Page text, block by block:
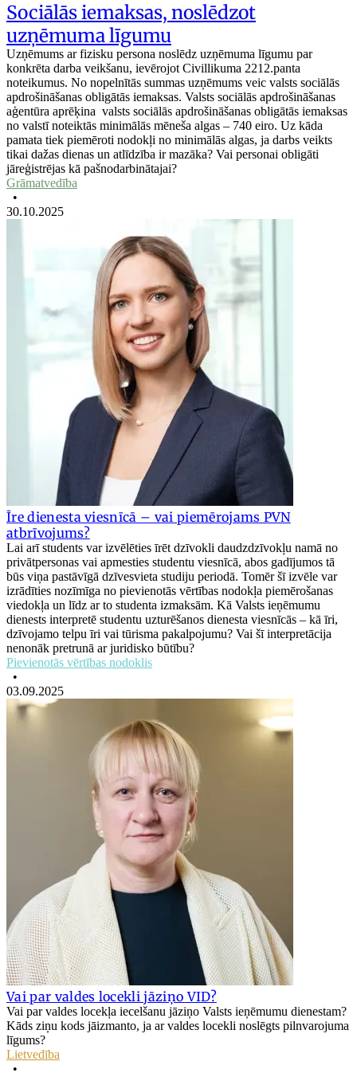
Sociālās iemaksas, noslēdzot
uzņēmuma līgumu
Uzņēmums ar fizisku persona noslēdz uzņēmuma līgumu par
konkrēta darba veikšanu, ievērojot Civillikuma 2212.panta
noteikumus. No nopelnītās summas uzņēmums veic valsts sociālās
apdrošināšanas obligātās iemaksas. Valsts sociālās apdrošināšanas
aģentūra aprēķina valsts sociālās apdrošināšanas obligātās iemaksas
no valstī noteiktās minimālās mēneša algas – 740 eiro. Uz kāda
pamata tiek piemēroti nodokļi no minimālās algas, ja darbs veikts
tikai dažas dienas un atlīdzība ir mazāka? Vai personai obligāti
jāreģistrējas kā pašnodarbinātajai?
Grāmatvedība
•
30.10.2025
Īre dienesta viesnīcā – vai piemērojams PVN
atbrīvojums?
Lai arī students var izvēlēties īrēt dzīvokli daudzdzīvokļu namā no
privātpersonas vai apmesties studentu viesnīcā, abos gadījumos tā
būs viņa pastāvīgā dzīvesvieta studiju periodā. Tomēr šī izvēle var
izrādīties nozīmīga no pievienotās vērtības nodokļa piemērošanas
viedokļa un līdz ar to studenta izmaksām. Kā Valsts ieņēmumu
dienests interpretē studentu uzturēšanos dienesta viesnīcās – kā īri,
dzīvojamo telpu īri vai tūrisma pakalpojumu? Vai šī interpretācija
nenonāk pretrunā ar juridisko būtību?
Pievienotās vērtības nodoklis
•
03.09.2025
Vai par valdes locekli jāziņo VID?
Vai par valdes locekļa iecelšanu jāziņo Valsts ieņēmumu dienestam?
Kāds ziņu kods jāizmanto, ja ar valdes locekli noslēgts pilnvarojuma
līgums?
Lietvedība
•